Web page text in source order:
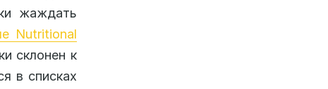
жаждать
Nutritional
склонен к
в списках